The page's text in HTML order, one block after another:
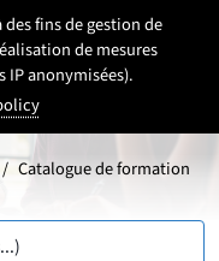
fins de gestion de
de mesures
IP anonymisées).
Sélectionner une
FR
- Français
/ Catalogue de formation